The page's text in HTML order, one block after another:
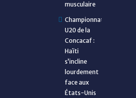
musculaire
Championnat
U20 de la
Concacaf :
Haïti
s’incline
lourdement
face aux
États-Unis